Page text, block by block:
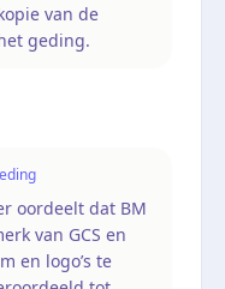
van de
geding.
oordeelt dat BM
van GCS en
en logo’s te